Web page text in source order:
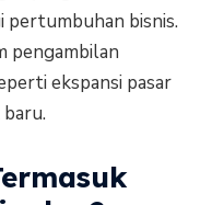
bisnis.
pengambilan
ekspansi pasar